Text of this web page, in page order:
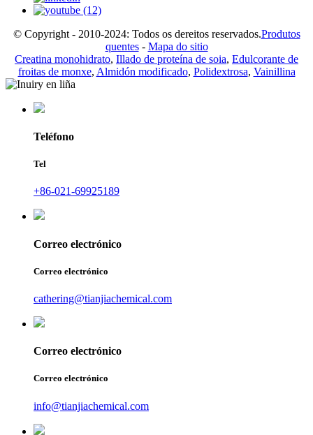
© Copyright - 2010-2024: Todos os dereitos reservados.Produtos
quentes- Mapa do sitio
Creatina monohidrato, Illado de proteína de soia, Edulcorante de
froitas de monxe, Almidón modificado, Polidextrosa, Vainillina
Teléfono
Tel
+86-021-69925189
Correo electrónico
Correo electrónico
cathering@tianjiachemical.com
Correo electrónico
Correo electrónico
info@tianjiachemical.com